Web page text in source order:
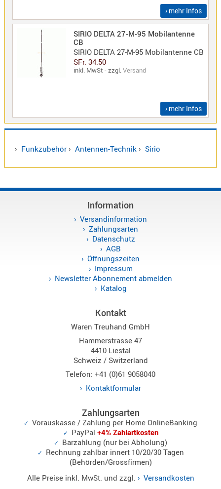
› mehr Infos
SIRIO DELTA 27-M-95 Mobilantenne
CB
SIRIO DELTA 27-M-95 Mobilantenne CB
SFr. 34.50
inkl. MwSt - zzgl. Versand
› mehr Infos
› Funkzubehör› Antennen-Technik › Sirio
Information
Versandinformation
Zahlungsarten
Datenschutz
AGB
Öffnungszeiten
Impressum
Newsletter Abonnement abmelden
Katalog
Kontakt
Waren Treuhand GmbH
Hammerstrasse 47
4410 Liestal
Schweiz / Switzerland
Telefon: +41 (0)61 9058040
Kontaktformular
Zahlungsarten
Vorauskasse / Zahlung per Home OnlineBanking
PayPal +4% Zahlartkosten
Barzahlung (nur bei Abholung)
Rechnung zahlbar innert 10/20/30 Tagen
(Behörden/Grossfirmen)
Alle Preise inkl. MwSt. und zzgl.
Versandkosten